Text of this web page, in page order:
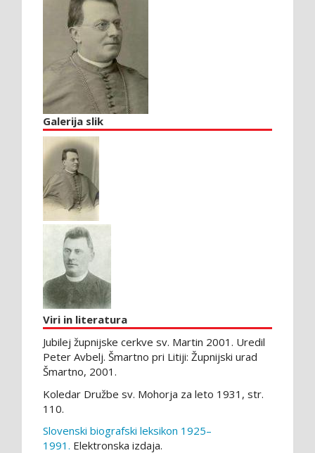
Galerija slik
Viri in literatura
Jubilej župnijske cerkve sv. Martin 2001. Uredil
Peter Avbelj. Šmartno pri Litiji: Župnijski urad
Šmartno, 2001.
Koledar Družbe sv. Mohorja za leto 1931, str.
110.
Slovenski biografski leksikon 1925–
1991. Elektronska izdaja.